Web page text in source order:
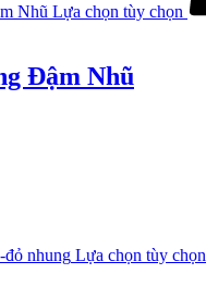
Lựa chọn tùy chọn
Đậm Nhũ
Lựa chọn tùy chọn